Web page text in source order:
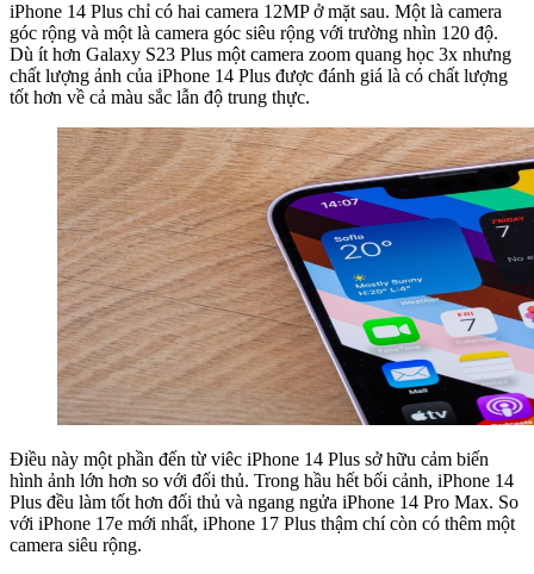
iPhone 14 Plus chỉ có hai camera 12MP ở mặt sau. Một là camera
góc rộng và một là camera góc siêu rộng với trường nhìn 120 độ.
Dù ít hơn Galaxy S23 Plus một camera zoom quang học 3x nhưng
chất lượng ảnh của iPhone 14 Plus được đánh giá là có chất lượng
tốt hơn về cả màu sắc lẫn độ trung thực.
Điều này một phần đến từ viêc iPhone 14 Plus sở hữu cảm biến
hình ảnh lớn hơn so với đối thủ. Trong hầu hết bối cảnh, iPhone 14
Plus đều làm tốt hơn đối thủ và ngang ngửa iPhone 14 Pro Max. So
với iPhone 17e mới nhất, iPhone 17 Plus thậm chí còn có thêm một
camera siêu rộng.